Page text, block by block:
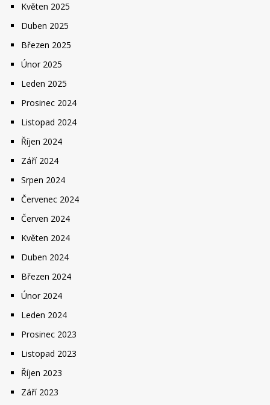
Květen 2025
Duben 2025
Březen 2025
Únor 2025
Leden 2025
Prosinec 2024
Listopad 2024
Říjen 2024
Září 2024
Srpen 2024
Červenec 2024
Červen 2024
Květen 2024
Duben 2024
Březen 2024
Únor 2024
Leden 2024
Prosinec 2023
Listopad 2023
Říjen 2023
Září 2023